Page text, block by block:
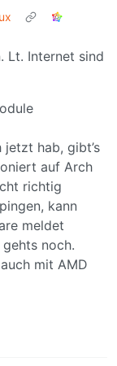
Lt. Internet sind
jetzt hab, gibt’s
auf Arch
richtig
kann
meldet
gehts noch.
mit AMD